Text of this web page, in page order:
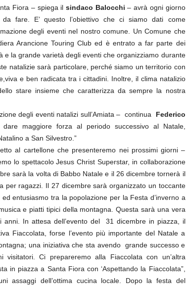
Fiora – spiega il sindaco Balocchi – avrà ogni giorno
fare. E’ questo l’obiettivo che ci siamo dati come
degli eventi nel nostro comune. Un Comune che
Arancione Touring Club ed è entrato a far parte dei
e la grande varietà degli eventi che organizziamo durante
natalizie sarà particolare, perché siamo un territorio con
e ben radicata tra i cittadini. Inoltre, il clima natalizio
stare insieme che caratterizza da sempre la nostra
degli eventi natalizi sull’Amiata – continua Federico
maggiore forza al periodo successivo al Natale,
a San Silvestro.”
al cartellone che presenteremo nei prossimi giorni –
lo spettacolo Jesus Christ Superstar, in collaborazione
sarà la volta di Babbo Natale e il 26 dicembre tornerà il
per ragazzi. Il 27 dicembre sarà organizzato un toccante
entusiasmo tra la popolazione per la Festa d’inverno a
e piatti tipici della montagna. Questa sarà una vera
anni. In attesa dell’evento del 31 dicembre in piazza, il
Fiaccolata, forse l’evento più importante del Natale a
una iniziativa che sta avendo grande successo e
Ci prepareremo alla Fiaccolata con un’altra
in piazza a Santa Fiora con ‘Aspettando la Fiaccolata”,
assaggi dell’ottima cucina locale. Dopo la festa del